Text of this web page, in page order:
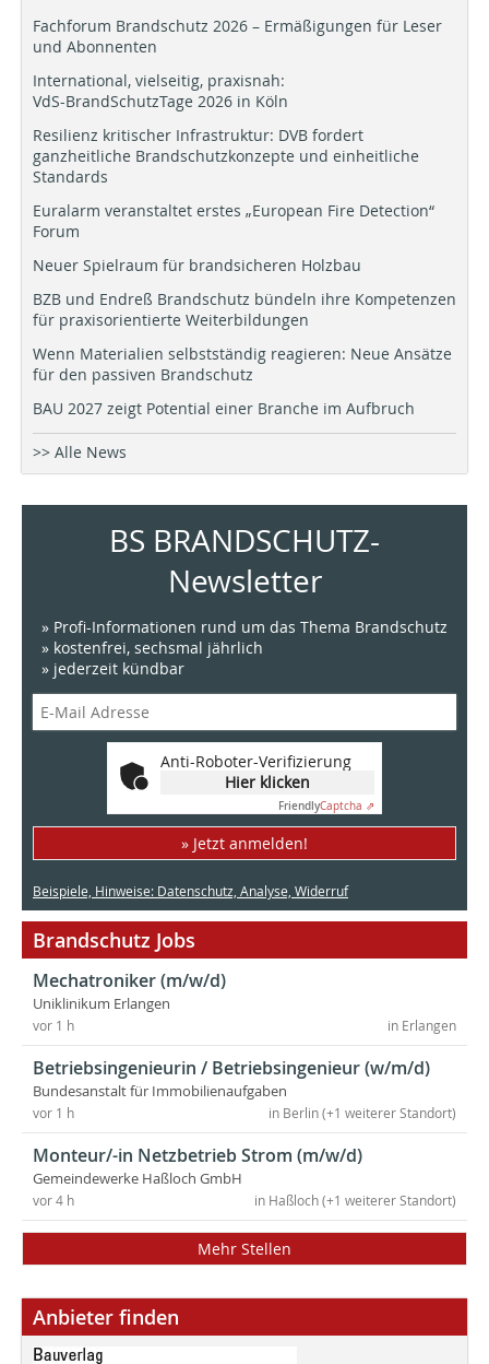
Fachforum Brandschutz 2026 – Ermäßigungen für Leser
und Abonnenten
International, vielseitig, praxisnah:
VdS-BrandSchutzTage 2026 in Köln
Resilienz kritischer Infrastruktur: DVB fordert
ganzheitliche Brandschutzkonzepte und einheitliche
Standards
Euralarm veranstaltet erstes „European Fire Detection“
Forum
Neuer Spielraum für brandsicheren Holzbau
BZB und Endreß Brandschutz bündeln ihre Kompetenzen
für praxisorientierte Weiterbildungen
Wenn Materialien selbstständig reagieren: Neue Ansätze
für den passiven Brandschutz
BAU 2027 zeigt Potential einer Branche im Aufbruch
>> Alle News
BS BRANDSCHUTZ-
Newsletter
» Profi-Informationen rund um das Thema Brandschutz
» kostenfrei, sechsmal jährlich
» jederzeit kündbar
Anti-Roboter-Verifizierung
Hier klicken
FriendlyCaptcha ⇗
» Jetzt anmelden!
Beispiele, Hinweise: Datenschutz, Analyse, Widerruf
Brandschutz Jobs
Mechatroniker (m/w/d)
Uniklinikum Erlangen
in Erlangen
vor 1 h
Betriebsingenieurin / Betriebsingenieur (w/m/d)
Bundesanstalt für Immobilienaufgaben
in Berlin (+1 weiterer Standort)
vor 1 h
Monteur/-in Netzbetrieb Strom (m/w/d)
Gemeindewerke Haßloch GmbH
in Haßloch (+1 weiterer Standort)
vor 4 h
Mehr Stellen
Anbieter finden